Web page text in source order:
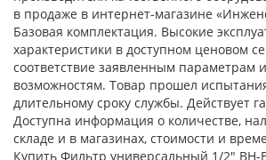
в продаже в интернет-магазине
Базовая комплектация. Высокие
характеристики в доступном ценовом
соответствие заявленным параметрам
возможностям. Товар прошел
длительному сроку службы. Действует
Доступна информация о количестве,
складе и в магазинах, стоимости и
Купить Фильтр универсальный 1/2"